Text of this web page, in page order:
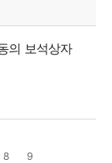
의 보석상자
8 9